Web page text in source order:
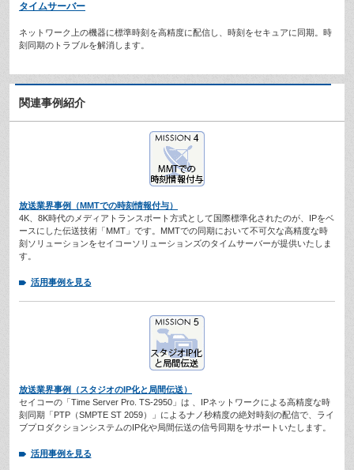
タイムサーバー
ネットワーク上の機器に標準時刻を高精度に配信し、時刻をセキュアに同期。時
刻同期のトラブルを解消します。
関連事例紹介
放送業界事例（MMTでの時刻情報付与）
4K、8K時代のメディアトランスポート方式として国際標準化されたのが、IPをベ
ースにした伝送技術「MMT」です。MMTでの同期において不可欠な高精度な時
刻ソリューションをセイコーソリューションズのタイムサーバーが提供いたしま
す。
活用事例を見る
放送業界事例（スタジオのIP化と局間伝送）
セイコーの「Time Server Pro. TS-2950」は 、IPネットワークによる高精度な時
刻同期「PTP（SMPTE ST 2059）」によるナノ秒精度の絶対時刻の配信で、ライ
ブプロダクションシステムのIP化や局間伝送の信号同期をサポートいたします。
活用事例を見る